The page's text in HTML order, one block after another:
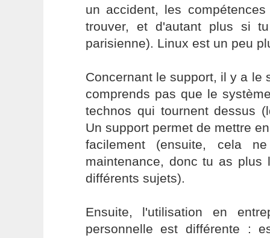
un accident, les
trouver, et d'autant plus si
parisienne). Linux est un peu
Concernant le support, il y a le
comprends pas que le
technos qui tournent dessus
Un support permet de mettre
facilement (ensuite, cela
maintenance, donc tu as plus
différents sujets).
Ensuite, l'utilisation en
personnelle est différente :